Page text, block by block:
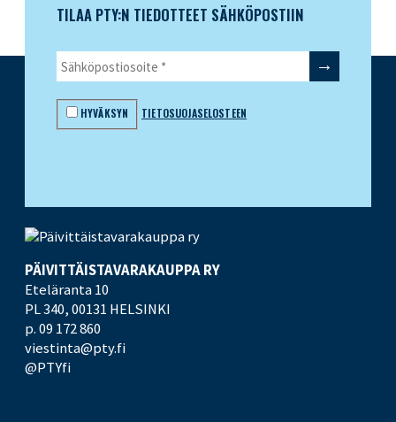
TILAA PTY:N TIEDOTTEET SÄHKÖPOSTIIN
HYVÄKSYN TIETOSUOJASELOSTEEN
PÄIVITTÄISTAVARA­KAUPPA RY
Eteläranta 10
PL 340,00131 HELSINKI
p. 09 172 860
viestinta@pty.fi
@PTYfi